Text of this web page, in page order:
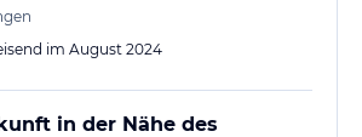
im August 2024
in der Nähe des